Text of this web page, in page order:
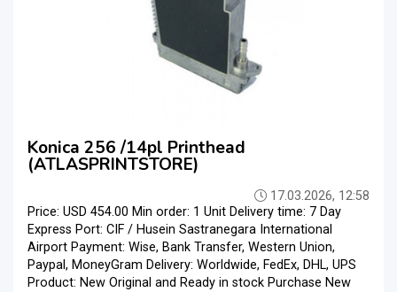
Konica 256 /14pl Printhead
(ATLASPRINTSTORE)
17.03.2026, 12:58
Price: USD 454.00 Min order: 1 Unit Delivery time: 7 Day
Express Port: CIF / Husein Sastranegara International
Airport Payment: Wise, Bank Transfer, Western Union,
Paypal, MoneyGram Delivery: Worldwide, FedEx, DHL, UPS
Product: New Original and Ready in stock Purchase New